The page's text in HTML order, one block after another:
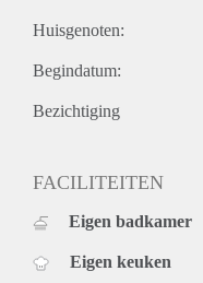
Huisgenoten:
Begindatum:
Bezichtiging
FACILITEITEN
Eigen badkamer
Eigen keuken